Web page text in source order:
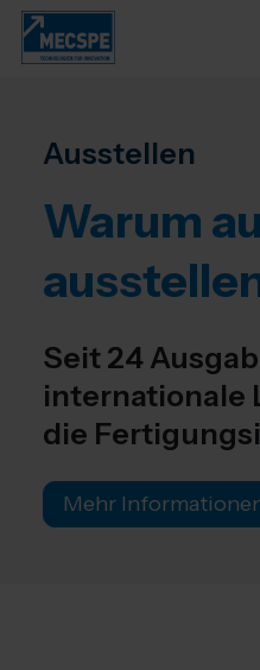
Ausstellen
Warum
Seit 24
internationale
die
Mehr